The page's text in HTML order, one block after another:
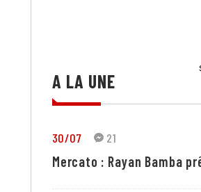
A LA UNE
30/07 21
Mercato : Rayan Bamba